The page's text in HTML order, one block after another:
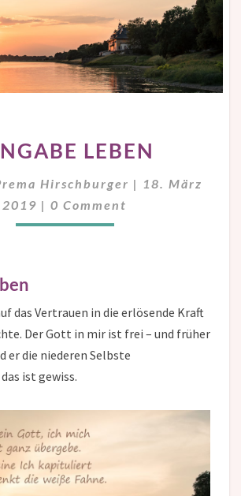
LEBEN
LEBEN
Hirschburger | 18. März
2019 | Comments
0 Comment
das Vertrauen in die erlösende Kraft
Der Gott in mir ist frei – und früher
er die niederen Selbste
ist gewiss.